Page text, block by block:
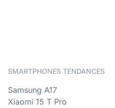
SMARTPHONES TENDANCES
Samsung A17
Xiaomi 15 T Pro